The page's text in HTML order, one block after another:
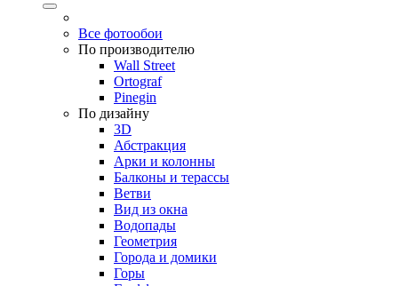
Все фотообои
По производителю
Wall Street
Ortograf
Pinegin
По дизайну
3D
Абстракция
Арки и колонны
Балконы и терассы
Ветви
Вид из окна
Водопады
Геометрия
Города и домики
Горы